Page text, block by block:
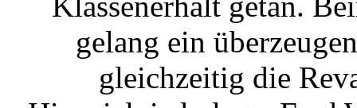
gelang ein
gleichzeitig die